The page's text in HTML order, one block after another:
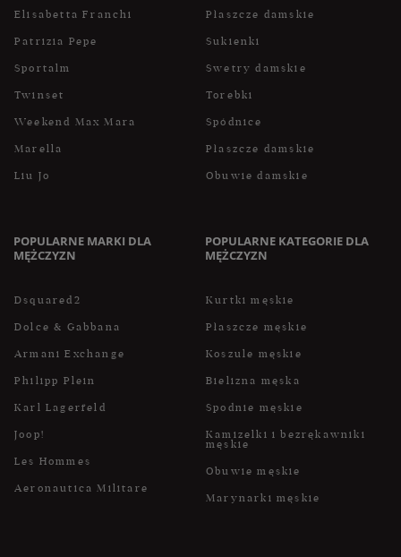
Elisabetta Franchi
Patrizia Pepe
Sportalm
Twinset
Weekend Max Mara
Marella
Liu Jo
Płaszcze damskie
Sukienki
Swetry damskie
Torebki
Spódnice
Płaszcze damskie
Obuwie damskie
POPULARNE MARKI DLA
MĘŻCZYZN
Dsquared2
Dolce & Gabbana
Armani Exchange
Philipp Plein
Karl Lagerfeld
Joop!
Les Hommes
Aeronautica Militare
POPULARNE KATEGORIE DLA
MĘŻCZYZN
Kurtki męskie
Płaszcze męskie
Koszule męskie
Bielizna męska
Spodnie męskie
Kamizelki i bezrękawniki
męskie
Obuwie męskie
Marynarki męskie